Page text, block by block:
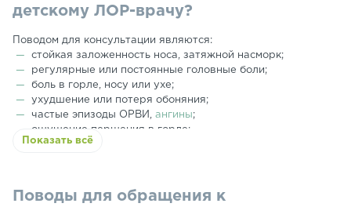
детскому ЛОР-врачу?
Поводом для консультации являются:
стойкая заложенность носа, затяжной насморк;
регулярные или постоянные головные боли;
боль в горле, носу или ухе;
ухудшение или потеря обоняния;
частые эпизоды ОРВИ, ангины;
ощущение першения в горле;
нарушения речи;
искривления носовой перегородки);
снижение слуха.
Показать всё
Поводы для обращения к